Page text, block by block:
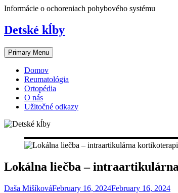
Skip
content
Informácie o ochoreniach pohybového systému
Detské kĺby
Primary Menu
Domov
Reumatológia
Ortopédia
O nás
Užitočné odkazy
Lokálna liečba –
Daša MišíkováFebruary 16, 2024February 16, 2024